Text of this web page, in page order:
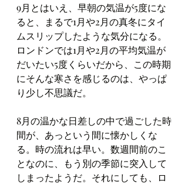
9月とはいえ、早朝の気温が5度にな
ると、まるで1月や2月の真冬にタイ
ムスリップしたような気分になる。
ロンドンでは1月や2月の平均気温が
だいたい5度くらいだから、この時期
にそんな寒さを感じるのは、やっぱ
り少し不思議だ。
8月の温かな日差しの中で過ごした時
間が、あっという間に懐かしくな
る。時の流れは早い。数週間前のこ
となのに、もう別の季節に突入して
しまったようだ。それにしても、ロ